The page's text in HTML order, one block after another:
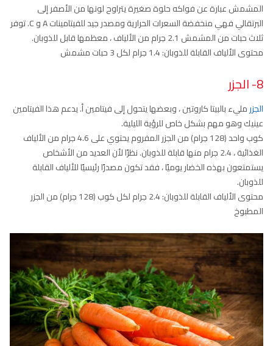
المشمش عبارة عن فواكه حلوة صغيرة يتراوح لونها من الأصفر إلى
البرتقالي فهي منخفضة السعرات الحرارية ومصدر جيد للفيتامينات A و C. توفر
ثلاث حبات من المشمش 2.1 جرام من الألياف ، معظمها قابل للذوبان.
محتوى الألياف القابلة للذوبان: 1.4 جرام لكل 3 حبات مشمش
8- الجزر
الجزرمليء بالبيتا كاروتين ، وبعضها يتحول إلى فيتامين أ. يدعم هذا الفيتامين
عينيك وهو مهم بشكل خاص للرؤية الليلية.
كوب واحد (128 جرام) من الجزر المفروم يحتوي على 4.6 جرام من الألياف
الغذائية ، 2.4 جرام منها قابلة للذوبان. نظرًا لأن العديد من الأشخاص
يستمتعون بهذه الخضار يوميًا ، فقد تكون مصدرًا رئيسيًا للألياف القابلة
للذوبان.
محتوى الألياف القابلة للذوبان: 2.4 جرام لكل كوب (128 جرام) من الجزر
المطبوخ